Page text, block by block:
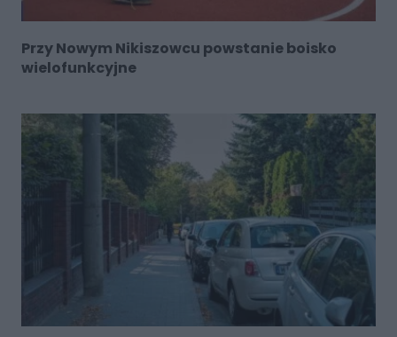
Przy Nowym Nikiszowcu powstanie boisko
wielofunkcyjne